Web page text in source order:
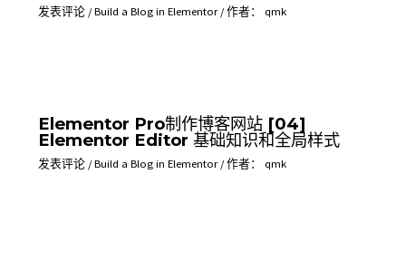
发表评论 /Build a Blog in Elementor/ 作者： qmk
Elementor Pro制作博客网站 [04]
Elementor Editor 基础知识和全局样式
发表评论 /Build a Blog in Elementor/ 作者： qmk